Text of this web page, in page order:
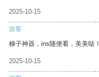
2025-10-15
游客
梯子神器，ins随便看，美美哒！
2025-10-15